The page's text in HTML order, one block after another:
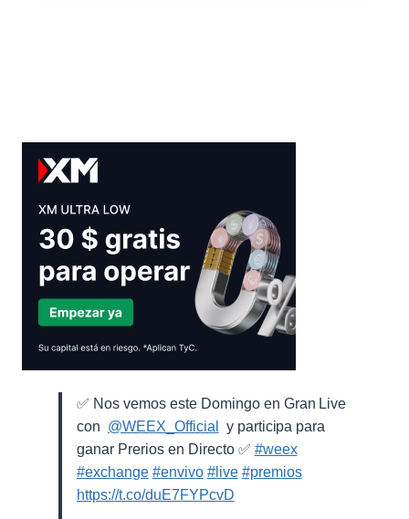
✅ Nos vemos este Domingo en Gran Live
con ⁨ @WEEX_Official
⁩ y participa para
ganar Prerios en Directo ✅ #weex
#exchange #envivo #live #premios
https://t.co/duE7FYPcvD